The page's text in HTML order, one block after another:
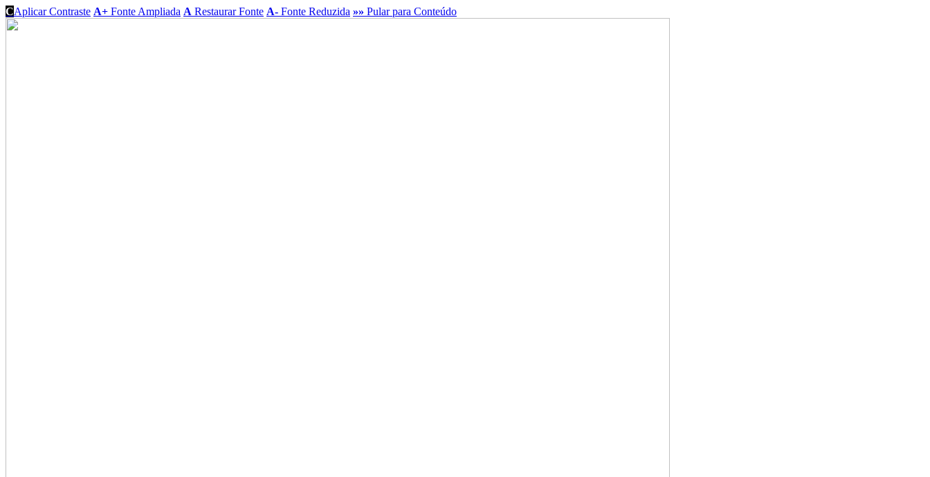
CAplicar Contraste A+ Fonte Ampliada A Restaurar Fonte A- Fonte Reduzida »» Pular para Conteúdo